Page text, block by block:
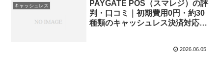
キャッシュレス
PAYGATE POS（スマレジ）の評
判・口コミ｜初期費用0円・約30
種類のキャッシュレス決済対応・
2026.06.05